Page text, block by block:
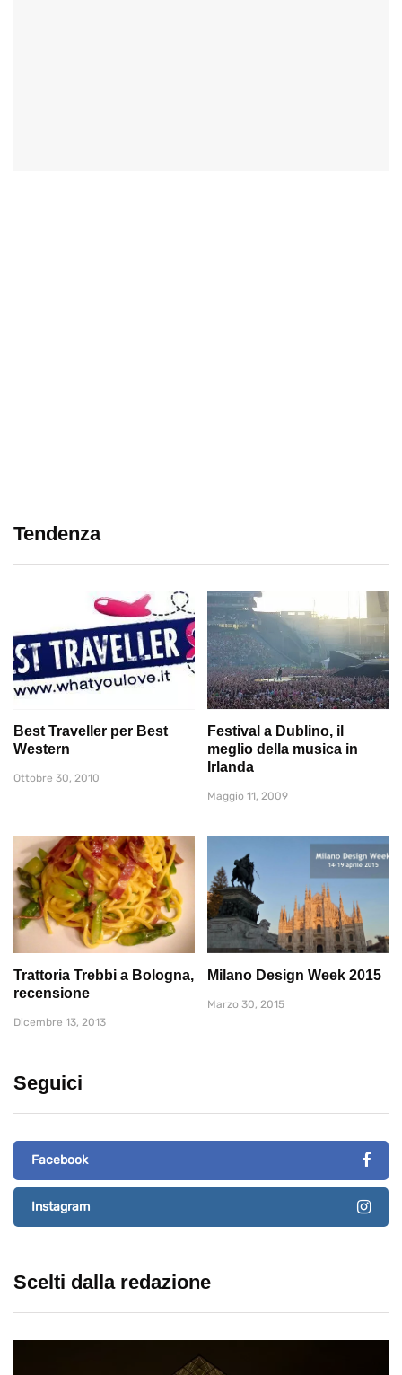
Tendenza
Best Traveller per Best
Western
Ottobre 30, 2010
Festival a Dublino, il
meglio della musica in
Irlanda
Maggio 11, 2009
Trattoria Trebbi a Bologna,
recensione
Dicembre 13, 2013
Milano Design Week 2015
Marzo 30, 2015
Seguici
Facebook
Instagram
Scelti dalla redazione